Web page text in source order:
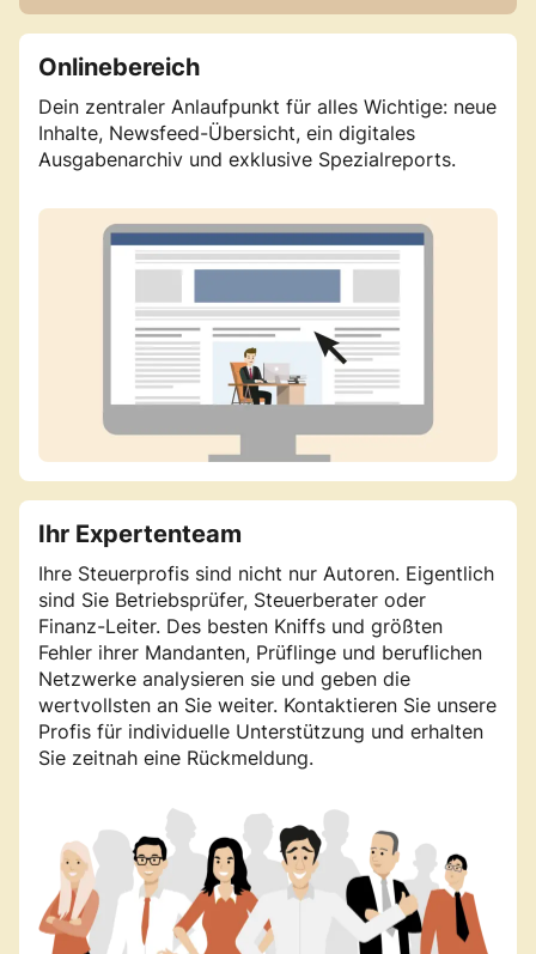
Onlinebereich
Dein zentraler Anlaufpunkt für alles Wichtige: neue
Inhalte, Newsfeed-Übersicht, ein digitales
Ausgabenarchiv und exklusive Spezialreports.
Ihr Expertenteam
Ihre Steuerprofis sind nicht nur Autoren. Eigentlich
sind Sie Betriebsprüfer, Steuerberater oder
Finanz-Leiter. Des besten Kniffs und größten
Fehler ihrer Mandanten, Prüflinge und beruflichen
Netzwerke analysieren sie und geben die
wertvollsten an Sie weiter. Kontaktieren Sie unsere
Profis für individuelle Unterstützung und erhalten
Sie zeitnah eine Rückmeldung.